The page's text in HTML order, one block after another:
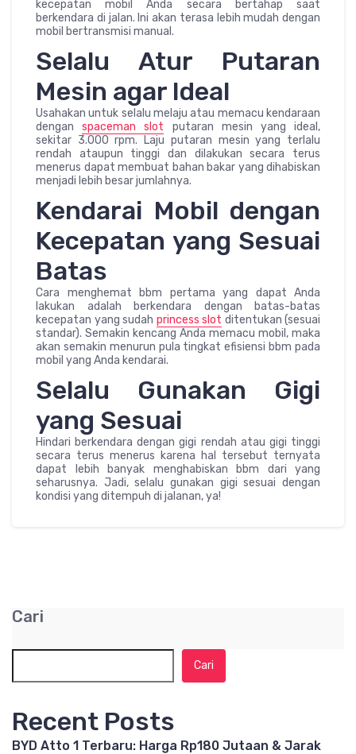
kecepatan mobil Anda secara bertahap saat
berkendara di jalan. Ini akan terasa lebih mudah dengan
mobil bertransmisi manual.
Selalu Atur Putaran
Mesin agar Ideal
Usahakan untuk selalu melaju atau memacu kendaraan
denganspaceman slot putaran mesin yang ideal,
sekitar 3.000 rpm. Laju putaran mesin yang terlalu
rendah ataupun tinggi dan dilakukan secara terus
menerus dapat membuat bahan bakar yang dihabiskan
menjadi lebih besar jumlahnya.
Kendarai Mobil dengan
Kecepatan yang Sesuai
Batas
Cara menghemat bbm pertama yang dapat Anda
lakukan adalah berkendara dengan batas-batas
kecepatan yang sudah princess slot ditentukan (sesuai
standar). Semakin kencang Anda memacu mobil, maka
akan semakin menurun pula tingkat efisiensi bbm pada
mobil yang Anda kendarai.
Selalu Gunakan Gigi
yang Sesuai
Hindari berkendara dengan gigi rendah atau gigi tinggi
secara terus menerus karena hal tersebut ternyata
dapat lebih banyak menghabiskan bbm dari yang
seharusnya. Jadi, selalu gunakan gigi sesuai dengan
kondisi yang ditempuh di jalanan, ya!
Cari
Cari
Recent Posts
BYD Atto 1 Terbaru: Harga Rp180 Jutaan & Jarak